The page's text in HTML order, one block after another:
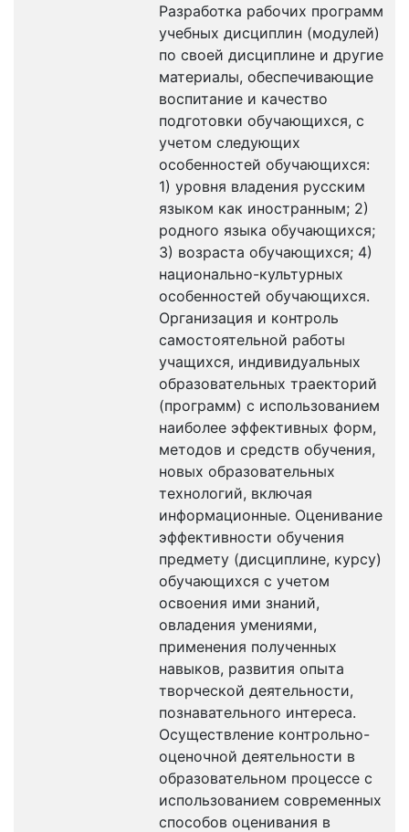
Разработка рабочих программ
учебных дисциплин (модулей)
по своей дисциплине и другие
материалы, обеспечивающие
воспитание и качество
подготовки обучающихся, с
учетом следующих
особенностей обучающихся:
1) уровня владения русским
языком как иностранным; 2)
родного языка обучающихся;
3) возраста обучающихся; 4)
национально-культурных
особенностей обучающихся.
Организация и контроль
самостоятельной работы
учащихся, индивидуальных
образовательных траекторий
(программ) с использованием
наиболее эффективных форм,
методов и средств обучения,
новых образовательных
технологий, включая
информационные. Оценивание
эффективности обучения
предмету (дисциплине, курсу)
обучающихся с учетом
освоения ими знаний,
овладения умениями,
применения полученных
навыков, развития опыта
творческой деятельности,
познавательного интереса.
Осуществление контрольно-
оценочной деятельности в
образовательном процессе с
использованием современных
способов оценивания в